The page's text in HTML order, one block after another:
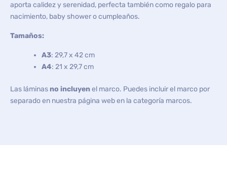
aporta calidez y serenidad, perfecta también como regalo para
nacimiento, baby shower o cumpleaños.
Tamaños:
A3: 29,7 x 42 cm
A4: 21 x 29,7 cm
Las láminas no incluyenel marco. Puedes incluir el marco por
separado en nuestra página web en la categoría marcos.